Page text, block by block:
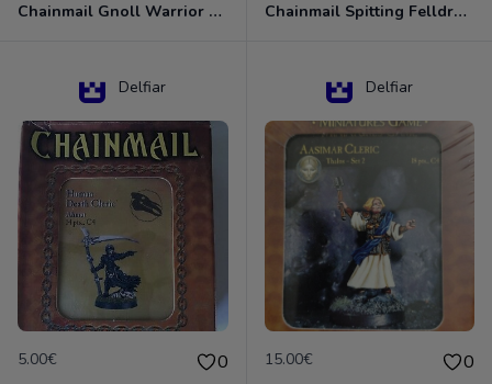
Chainmail Gnoll Warrior Dungeons & Dragons Chainmail Spitting Felldrake
Delfiar
5.00€ 0
Delfiar
15.00€ 0